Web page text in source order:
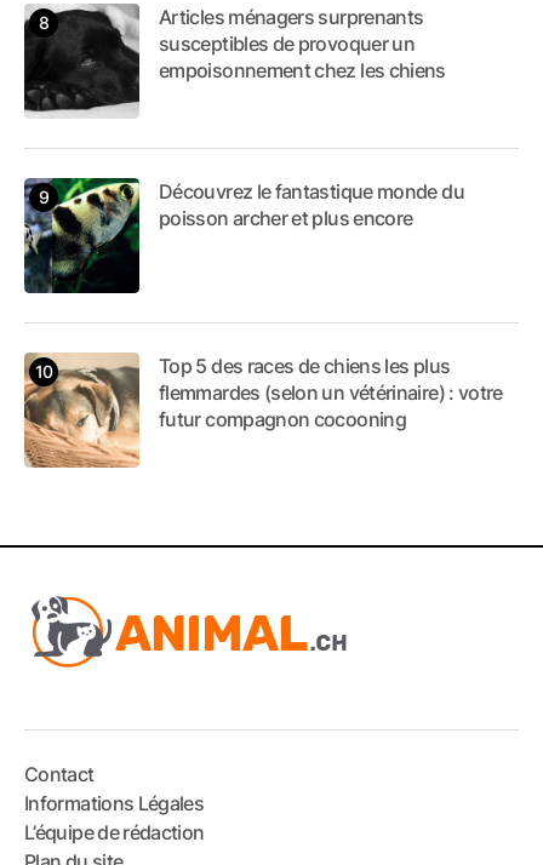
Articles ménagers surprenants
susceptibles de provoquer un
empoisonnement chez les chiens
Découvrez le fantastique monde du
poisson archer et plus encore
Top 5 des races de chiens les plus
flemmardes (selon un vétérinaire) : votre
futur compagnon cocooning
Contact
Informations Légales
L’équipe de rédaction